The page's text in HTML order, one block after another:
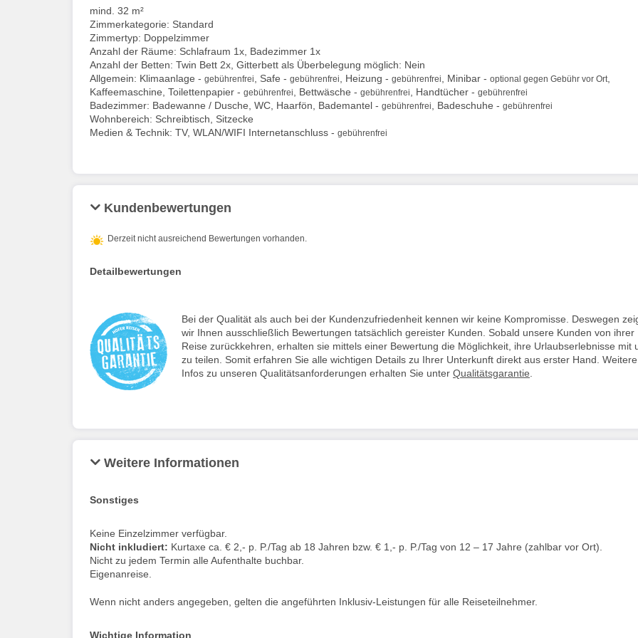
mind. 32 m²
Zimmerkategorie: Standard
Zimmertyp: Doppelzimmer
Anzahl der Räume: Schlafraum 1x, Badezimmer 1x
Anzahl der Betten: Twin Bett 2x, Gitterbett als Überbelegung möglich: Nein
Allgemein: Klimaanlage - gebührenfrei , Safe - gebührenfrei , Heizung - gebührenfrei , Minibar - optional gegen Gebühr vor Ort
Kaffeemaschine, Toilettenpapier - gebührenfrei , Bettwäsche - gebührenfrei , Handtücher - gebührenfrei
Badezimmer: Badewanne / Dusche, WC, Haarfön, Bademantel - gebührenfrei , Badeschuhe - gebührenfrei
Wohnbereich: Schreibtisch, Sitzecke
Medien & Technik: TV, WLAN/WIFI Internetanschluss - gebührenfrei
Kundenbewertungen
Derzeit nicht ausreichend Bewertungen vorhanden.
Detailbewertungen
Bei der Qualität als auch bei der Kundenzufriedenheit kennen wir keine Kompromisse. Deswegen
wir Ihnen ausschließlich Bewertungen tatsächlich gereister Kunden. Sobald unsere Kunden von ihrer
Reise zurückkehren, erhalten sie mittels einer Bewertung die Möglichkeit, ihre Urlaubserlebnisse mit
zu teilen. Somit erfahren Sie alle wichtigen Details zu Ihrer Unterkunft direkt aus erster Hand. Weitere
Infos zu unseren Qualitätsanforderungen erhalten Sie unter Qualitätsgarantie
Weitere Informationen
Sonstiges
Keine Einzelzimmer verfügbar.
Nicht inkludiert: Kurtaxe ca. € 2,- p. P./Tag ab 18 Jahren bzw. € 1,- p. P./Tag von 12 – 17 Jahre (zahlbar vor Ort).
Nicht zu jedem Termin alle Aufenthalte buchbar.
Eigenanreise.
Wenn nicht anders angegeben, gelten die angeführten Inklusiv-Leistungen für alle Reiseteilnehmer.
Wichtige Information